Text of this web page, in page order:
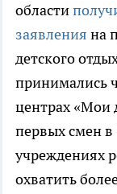
области
заявления на
детского
принимались
центрах «Мои
первых смен
учреждениях
охватить